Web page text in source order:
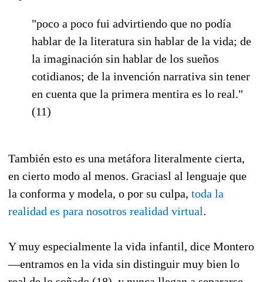
"poco a poco fui advirtiendo que no podía
hablar de la literatura sin hablar de la vida; de
la imaginación sin hablar de los sueños
cotidianos; de la invención narrativa sin tener
en cuenta que la primera mentira es lo real."
(11)
También esto es una metáfora literalmente cierta,
en cierto modo al menos. Graciasl al lenguaje que
la conforma y modela, o por su culpa, toda la
realidad es para nosotros realidad virtual.
Y muy especialmente la vida infantil, dice Montero
—entramos en la vida sin distinguir muy bien lo